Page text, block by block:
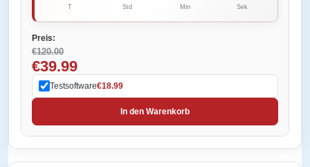
T Std Min Sek
Preis:
€120.00
€39.99
Testsoftware€18.99
In den Warenkorb